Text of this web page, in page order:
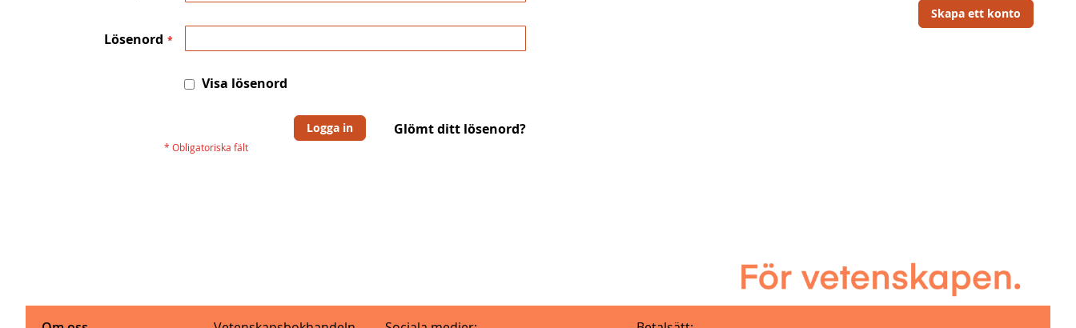
Lösenord
Visa lösenord
Logga in Glömt ditt lösenord?
Skapa ett konto